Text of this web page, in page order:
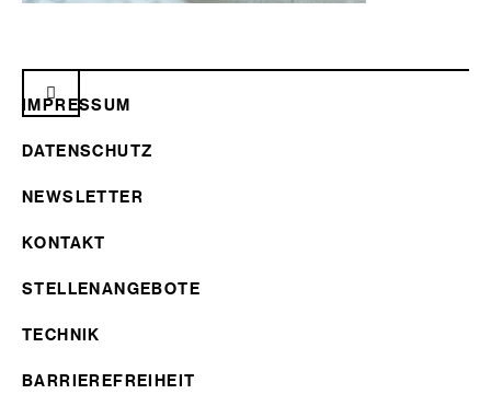
IMPRESSUM
DATENSCHUTZ
NEWSLETTER
KONTAKT
STELLENANGEBOTE
TECHNIK
BARRIEREFREIHEIT